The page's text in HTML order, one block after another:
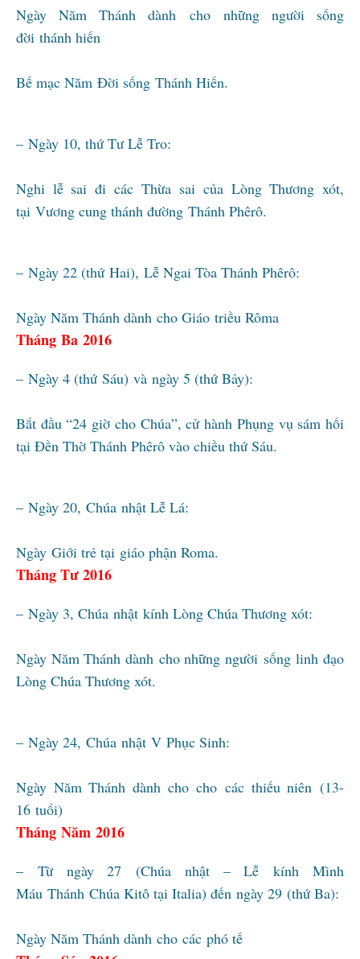
Ngày Năm Thánh dành cho những người sống
đời thánh hiến
Bế mạc Năm Đời sống Thánh Hiến.
– Ngày 10, thứ Tư Lễ Tro:
Nghi lễ sai đi các Thừa sai của Lòng Thương xót,
tại Vương cung thánh đường Thánh Phêrô.
– Ngày 22 (thứ Hai), Lễ Ngai Tòa Thánh Phêrô:
Ngày Năm Thánh dành cho Giáo triều Rôma
Tháng Ba 2016
– Ngày 4 (thứ Sáu) và ngày 5 (thứ Bảy):
Bắt đầu “24 giờ cho Chúa”, cử hành Phụng vụ sám hối
tại Đền Thờ Thánh Phêrô vào chiều thứ Sáu.
– Ngày 20, Chúa nhật Lễ Lá:
Ngày Giới trẻ tại giáo phận Roma.
Tháng Tư 2016
– Ngày 3, Chúa nhật kính Lòng Chúa Thương xót:
Ngày Năm Thánh dành cho những người sống linh đạo
Lòng Chúa Thương xót.
– Ngày 24, Chúa nhật V Phục Sinh:
Ngày Năm Thánh dành cho cho các thiếu niên (13-
16 tuổi)
Tháng Năm 2016
– Từ ngày 27 (Chúa nhật – Lễ kính Mình
Máu Thánh Chúa Kitô tại Italia) đến ngày 29 (thứ Ba):
Ngày Năm Thánh dành cho các phó tế